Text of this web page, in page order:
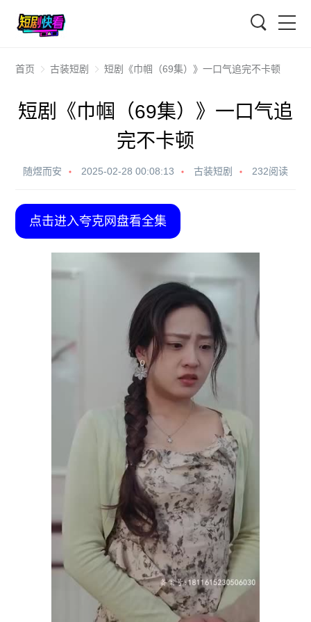
首页 古装短剧 短剧《巾帼（69集）》一口气追完不卡顿
短剧《巾帼（69集）》一口气追
完不卡顿
随煜而安 2025-02-28 00:08:13 古装短剧 232阅读
点击进入夸克网盘看全集